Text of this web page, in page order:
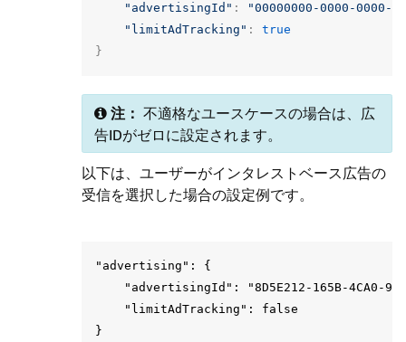
"advertisingId" :
"00000000-0000-0000-
"limitAdTracking" :
true
}
注： 不適格なユースケースの場合は、広
告IDがゼロに設定されます。
以下は、ユーザーがインタレストベース広告の
受信を選択した場合の設定例です。
"advertising": {
"advertisingId": "8D5E212-165B-4CA0-
    "limitAdTracking": false